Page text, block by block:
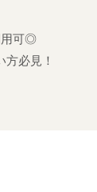
用可◎
必見！